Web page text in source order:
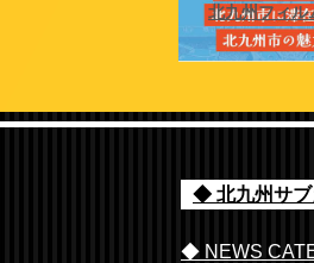
北九州フィル
◆ 北九州サブ
◆ NEWS